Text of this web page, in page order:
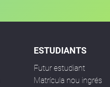
ESTUDIANTS
Futur estudiant
Matrícula nou ingrés